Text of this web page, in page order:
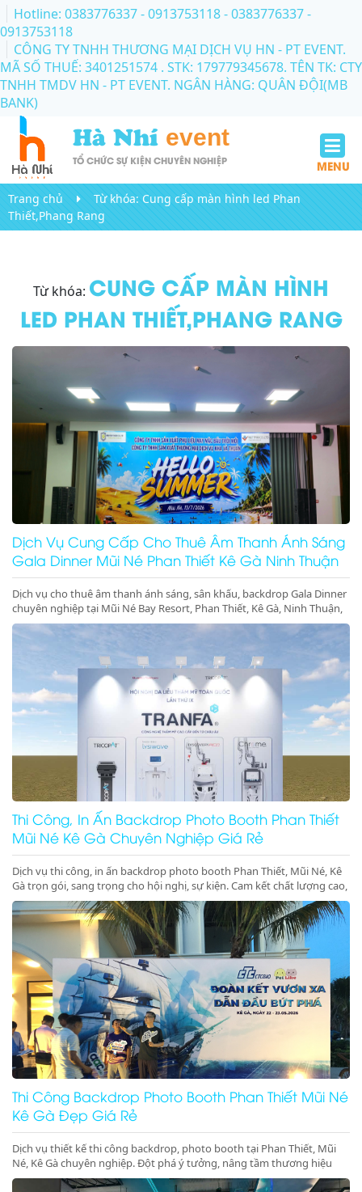
Hotline: 0383776337 - 0913753118- 0383776337 -
0913753118
CÔNG TY TNHH THƯƠNG MẠI DỊCH VỤ HN - PT EVENT.
MÃ SỐ THUẾ: 3401251574 . STK: 179779345678. TÊN TK: CTY
TNHH TMDV HN - PT EVENT. NGÂN HÀNG: QUÂN ĐỘI(MB
BANK)
Hà Nhí event
TỔ CHỨC SỰ KIỆN CHUYÊN NGHIỆP MENU
Trang chủ Từ khóa: Cung cấp màn hình led Phan
Thiết,Phang Rang
Từ khóa: CUNG CẤP MÀN HÌNH
LED PHAN THIẾT,PHANG RANG
Dịch Vụ Cung Cấp Cho Thuê Âm Thanh Ánh Sáng
Gala Dinner Mũi Né Phan Thiết Kê Gà Ninh Thuận
Dịch vụ cho thuê âm thanh ánh sáng, sân khấu, backdrop Gala Dinner
chuyên nghiệp tại Mũi Né Bay Resort, Phan Thiết, Kê Gà, Ninh Thuận,
Ninh Chữ, Vĩnh Hy. Thiết bị hiện đại, giá cực tốt. Gọi ngay!
Thi Công, In Ấn Backdrop Photo Booth Phan Thiết
Mũi Né Kê Gà Chuyên Nghiệp Giá Rẻ
Dịch vụ thi công, in ấn backdrop photo booth Phan Thiết, Mũi Né, Kê
Gà trọn gói, sang trọng cho hội nghị, sự kiện. Cam kết chất lượng cao,
đúng tiến độ. Gọi ngay!
Thi Công Backdrop Photo Booth Phan Thiết Mũi Né
Kê Gà Đẹp Giá Rẻ
Dịch vụ thiết kế thi công backdrop, photo booth tại Phan Thiết, Mũi
Né, Kê Gà chuyên nghiệp. Đột phá ý tưởng, nâng tầm thương hiệu
cho sự kiện của bạn. Gọi ngay!